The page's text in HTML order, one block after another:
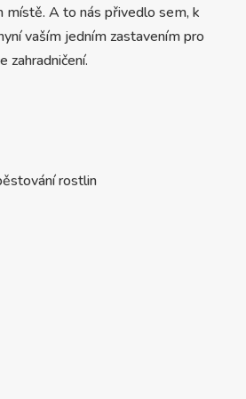
místě. A to nás přivedlo sem, k
vaším jedním zastavením pro
zahradničení.
rostlin